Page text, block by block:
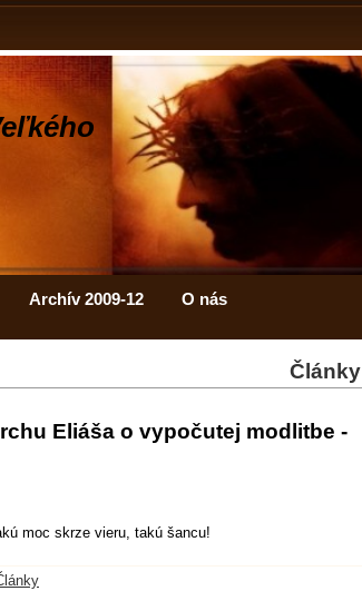
Archív 2009-12 O nás
Články
Eliáša o vypočutej modlitbe -
moc skrze vieru, takú šancu!